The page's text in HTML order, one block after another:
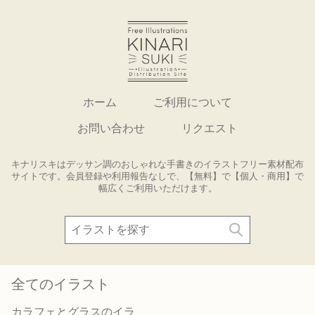
ホーム ご利用について
お問い合わせ リクエスト
キナリスキはデッサン調のおしゃれな手書きのイラストフリー素材配布
サイトです。会員登録や利用報告なしで、【無料】で【個人・商用】で
幅広くご利用いただけます。
全てのイラスト
カラフェとグラスのイラ